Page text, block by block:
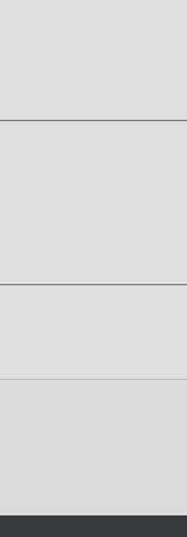
، ولكن في نفس
هذا الموقف. هنا ، لا